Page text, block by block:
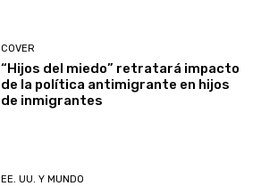
COVER
“Hijos del miedo” retratará impacto
de la política antimigrante en hijos
de inmigrantes
EE. UU. Y MUNDO